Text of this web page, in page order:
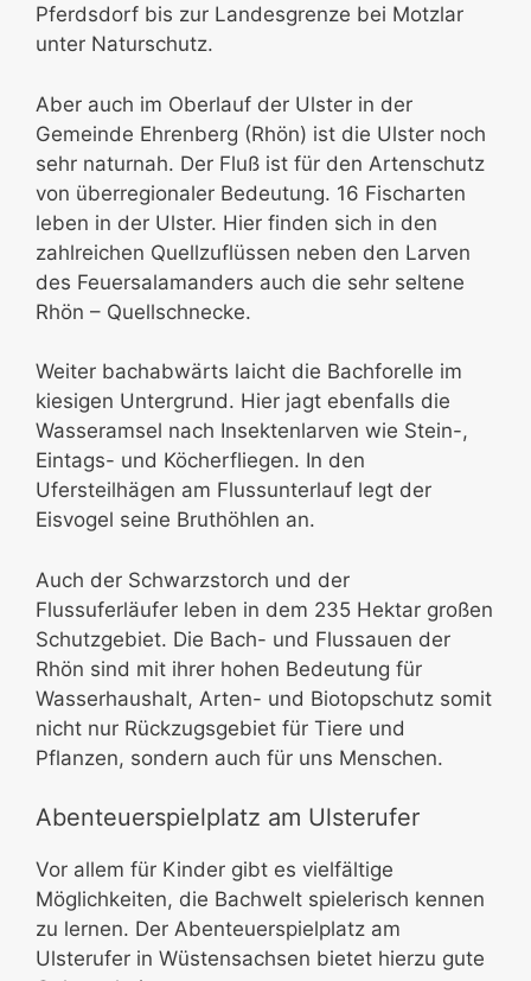
Pferdsdorf bis zur Landesgrenze bei Motzlar
unter Naturschutz.
Aber auch im Oberlauf der Ulster in der
Gemeinde Ehrenberg (Rhön) ist die Ulster noch
sehr naturnah. Der Fluß ist für den Artenschutz
von überregionaler Bedeutung. 16 Fischarten
leben in der Ulster. Hier finden sich in den
zahlreichen Quellzuflüssen neben den Larven
des Feuersalamanders auch die sehr seltene
Rhön – Quellschnecke.
Weiter bachabwärts laicht die Bachforelle im
kiesigen Untergrund. Hier jagt ebenfalls die
Wasseramsel nach Insektenlarven wie Stein-,
Eintags- und Köcherfliegen. In den
Ufersteilhägen am Flussunterlauf legt der
Eisvogel seine Bruthöhlen an.
Auch der Schwarzstorch und der
Flussuferläufer leben in dem 235 Hektar großen
Schutzgebiet. Die Bach- und Flussauen der
Rhön sind mit ihrer hohen Bedeutung für
Wasserhaushalt, Arten- und Biotopschutz somit
nicht nur Rückzugsgebiet für Tiere und
Pflanzen, sondern auch für uns Menschen.
Abenteuerspielplatz am Ulsterufer
Vor allem für Kinder gibt es vielfältige
Möglichkeiten, die Bachwelt spielerisch kennen
zu lernen. Der Abenteuerspielplatz am
Ulsterufer in Wüstensachsen bietet hierzu gute